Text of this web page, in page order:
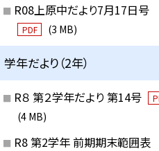
R08上原中だより7月17日号
PDF (3 MB)
学年だより（2年）
R８ 第２学年だより 第14号
(4 MB)
R8 第2学年 前期期末範囲表